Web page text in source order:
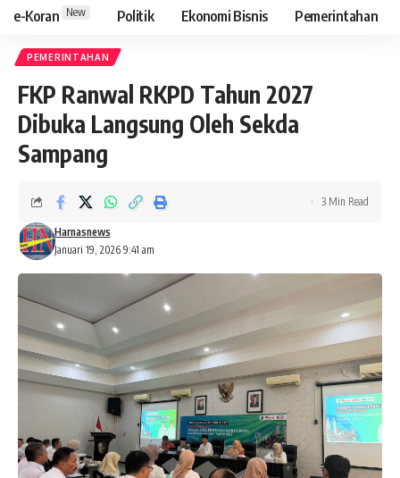
e-Koran New Politik Ekonomi Bisnis Pemerintahan
PEMERINTAHAN
FKP Ranwal RKPD Tahun 2027
Dibuka Langsung Oleh Sekda
Sampang
Januari 19, 2026 9:41 am
Harnasnews
3 Min Read